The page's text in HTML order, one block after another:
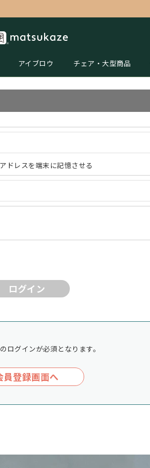
アイブロウ チェア・大型商品
ドレスを端末に記憶させる
ログイン
ログインが必須となります。
員登録画面へ